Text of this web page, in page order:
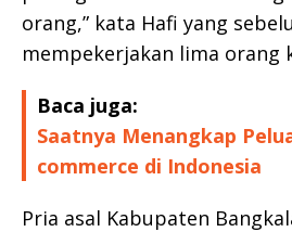
orang,” kata Hafi yang
mempekerjakan lima orang
Baca juga:
Saatnya Menangkap
commerce di Indonesia
Pria asal Kabupaten